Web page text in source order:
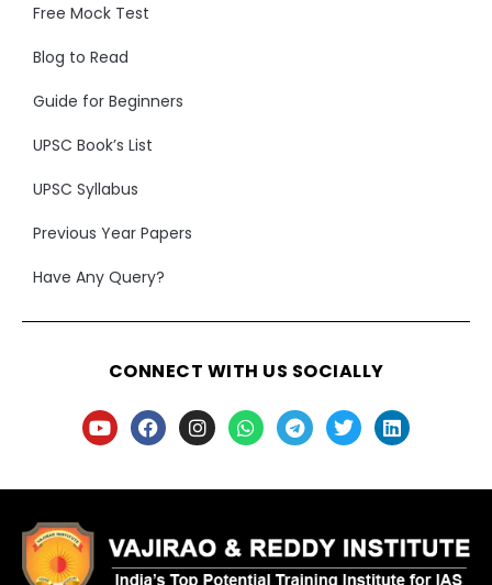
Free Mock Test
Blog to Read
Guide for Beginners
UPSC Book’s List
UPSC Syllabus
Previous Year Papers
Have Any Query?
CONNECT WITH US SOCIALLY